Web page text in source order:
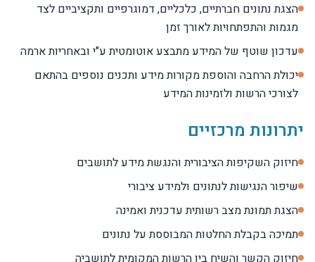
הצגת נתונים חברתיים, כלכליים, דמוגרפיים ותקציביים לצד
מגמות והתפתחויות לאורך זמן
עדכון שוטף של המידע מתבצע אוטומטית ע"י ובאחריות ארמה
יכולת הרחבה והוספת מקורות מידע ותכנים נוספים בהתאם
לצורכי הרשות ולזמינות המידע
יתרונות מרכזיים
חיזוק השקיפות הציבורית והנגשת מידע לתושבים
שיפור הנגישות לנתונים ולמידע ציבורי
הצגת תמונת מצב רשותית עדכנית ואמינה
תמיכה בקבלת החלטות המבוססת על נתונים
חיזוק הקשר והשיח בין הרשות המקומית לתושביה